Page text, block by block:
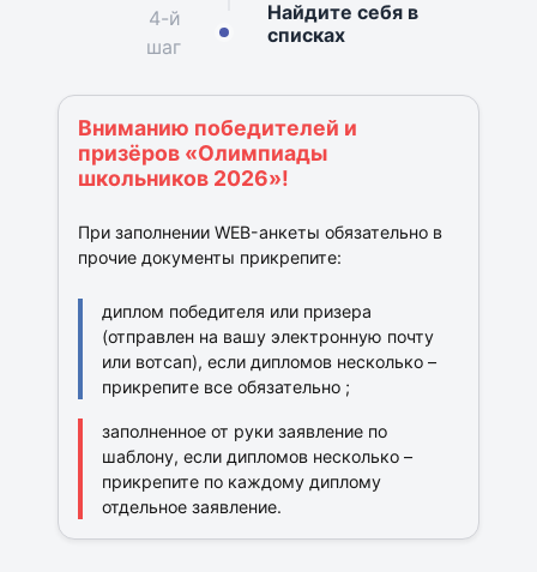
4-й
шаг
Найдите себя в
списках
Вниманию победителей и
призёров «Олимпиады
школьников 2026»!
При заполнении WEB-анкеты обязательно в
прочие документы прикрепите:
диплом победителя или призера
(отправлен на вашу электронную почту
или вотсап), если дипломов несколько –
прикрепите все обязательно ;
заполненное от руки заявление по
шаблону, если дипломов несколько –
прикрепите по каждому диплому
отдельное заявление.